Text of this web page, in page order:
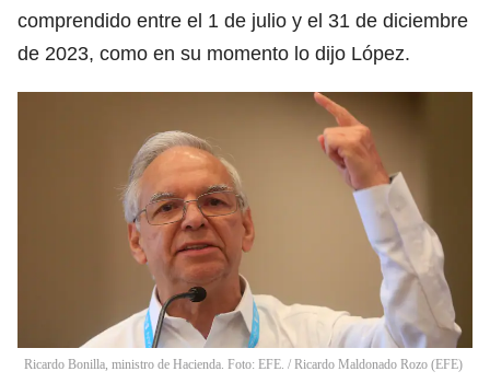
comprendido entre el 1 de julio y el 31 de diciembre
de 2023, como en su momento lo dijo López.
Ricardo Bonilla, ministro de Hacienda. Foto: EFE. / Ricardo Maldonado Rozo (EFE)